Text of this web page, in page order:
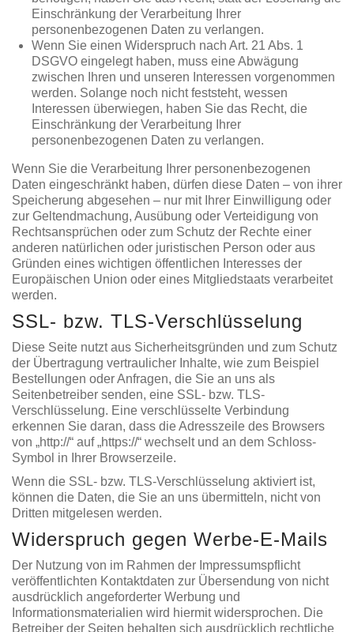
Einschränkung der Verarbeitung Ihrer
personenbezogenen Daten zu verlangen.
Wenn Sie einen Widerspruch nach Art. 21 Abs. 1
DSGVO eingelegt haben, muss eine Abwägung
zwischen Ihren und unseren Interessen vorgenommen
werden. Solange noch nicht feststeht, wessen
Interessen überwiegen, haben Sie das Recht, die
Einschränkung der Verarbeitung Ihrer
personenbezogenen Daten zu verlangen.
Wenn Sie die Verarbeitung Ihrer personenbezogenen
Daten eingeschränkt haben, dürfen diese Daten – von ihrer
Speicherung abgesehen – nur mit Ihrer Einwilligung oder
zur Geltendmachung, Ausübung oder Verteidigung von
Rechtsansprüchen oder zum Schutz der Rechte einer
anderen natürlichen oder juristischen Person oder aus
Gründen eines wichtigen öffentlichen Interesses der
Europäischen Union oder eines Mitgliedstaats verarbeitet
werden.
SSL- bzw. TLS-Verschlüsselung
Diese Seite nutzt aus Sicherheitsgründen und zum Schutz
der Übertragung vertraulicher Inhalte, wie zum Beispiel
Bestellungen oder Anfragen, die Sie an uns als
Seitenbetreiber senden, eine SSL- bzw. TLS-
Verschlüsselung. Eine verschlüsselte Verbindung
erkennen Sie daran, dass die Adresszeile des Browsers
von „http://“ auf „https://“ wechselt und an dem Schloss-
Symbol in Ihrer Browserzeile.
Wenn die SSL- bzw. TLS-Verschlüsselung aktiviert ist,
können die Daten, die Sie an uns übermitteln, nicht von
Dritten mitgelesen werden.
Widerspruch gegen Werbe-E-Mails
Der Nutzung von im Rahmen der Impressumspflicht
veröffentlichten Kontaktdaten zur Übersendung von nicht
ausdrücklich angeforderter Werbung und
Informationsmaterialien wird hiermit widersprochen. Die
Betreiber der Seiten behalten sich ausdrücklich rechtliche